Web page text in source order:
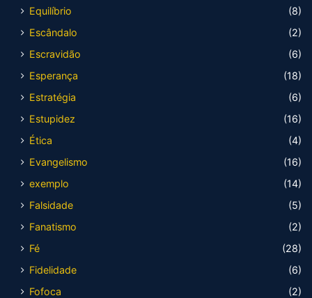
Equilíbrio
(8)
Escândalo
(2)
Escravidão
(6)
Esperança
(18)
Estratégia
(6)
Estupidez
(16)
Ética
(4)
Evangelismo
(16)
exemplo
(14)
Falsidade
(5)
Fanatismo
(2)
Fé
(28)
Fidelidade
(6)
Fofoca
(2)